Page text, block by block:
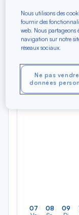
Aller-Retour
Précédent
07
08
09
Nous utilisons des
fournir des
web. Nous
navigation sur notre
réseaux sociaux.
Ne pas
données